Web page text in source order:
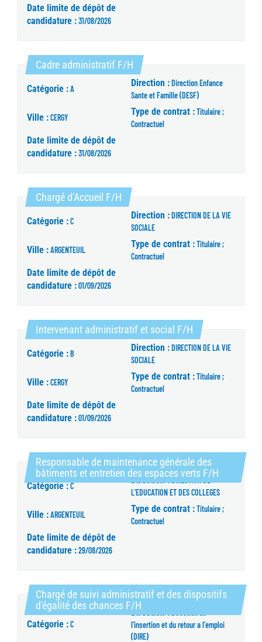
Date limite de dépôt de
candidature :31/08/2026
Cadre administratif F/H (Nouvelle fenêtre)
Catégorie :A
Direction :Direction Enfance
Sante et Famille (DESF)
Ville :CERGY
Type de contrat :Titulaire ;
Contractuel
Date limite de dépôt de
candidature :31/08/2026
Chargé d'Accueil F/H (Nouvelle fenêtre)
Catégorie :C
Direction :DIRECTION DE LA VIE
SOCIALE
Ville :ARGENTEUIL
Type de contrat :Titulaire ;
Contractuel
Date limite de dépôt de
candidature :01/09/2026
Intervenant administratif et social F/H (Nouvelle
Catégorie :B
Direction :DIRECTION DE LA VIE
SOCIALE
Ville :CERGY
Type de contrat :Titulaire ;
Contractuel
Date limite de dépôt de
candidature :01/09/2026
Responsable de maintenance générale des
bâtiments et entretien des espaces verts F/H
Catégorie :C
Direction :DIRECTION DE
L'EDUCATION ET DES COLLEGES
Ville :ARGENTEUIL
Type de contrat :Titulaire ;
Contractuel
Date limite de dépôt de
candidature :29/08/2026
Chargé de suivi administratif et des dispositifs
d'égalité des chances F/H
Catégorie :C
Direction :
l'insertion et du retour a l'emploi
(DIRE)